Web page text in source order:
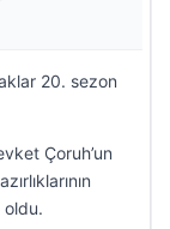
20. sezon
Çoruh’un
oldu.